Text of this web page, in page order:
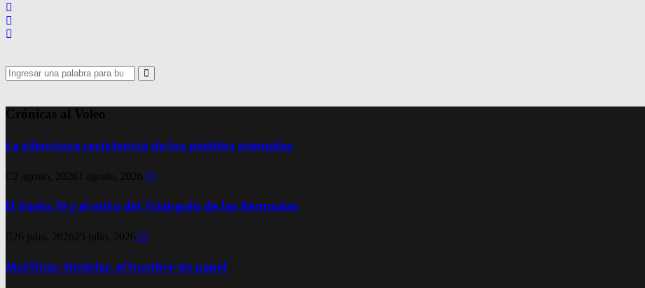
Search
for:
Search
Crónicas al Voleo
La silenciosa resistencia de los pueblos nómadas
2 agosto, 2026 1 agosto, 2026 0
El Vuelo 19 y el mito del Triángulo de las Bermudas
26 julio, 2026 25 julio, 2026 0
Matthias Sindelar, el hombre de papel